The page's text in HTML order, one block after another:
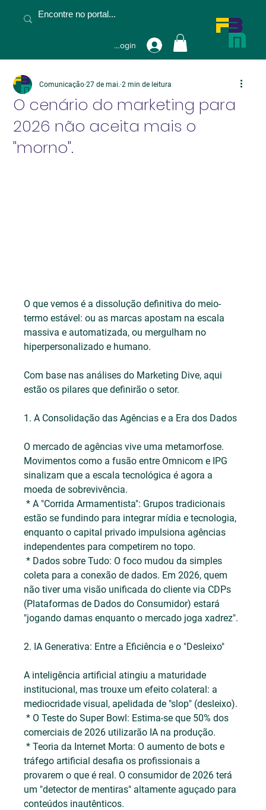
Fazer Login
O cenário do marketing para
2026 não aceita mais o
"morno".
Comunicação 27 de mai. 2 min de leitura
O que vemos é a dissolução definitiva do meio-
termo estável: ou as marcas apostam na escala
massiva e automatizada, ou mergulham no
hiperpersonalizado e humano.
Com base nas análises do Marketing Dive, aqui
estão os pilares que definirão o setor.
1. A Consolidação das Agências e a Era dos Dados
O mercado de agências vive uma metamorfose.
Movimentos como a fusão entre Omnicom e IPG
sinalizam que a escala tecnológica é agora a
moeda de sobrevivência.
* A "Corrida Armamentista": Grupos tradicionais
estão se fundindo para integrar mídia e tecnologia,
enquanto o capital privado impulsiona agências
independentes para competirem no topo.
* Dados sobre Tudo: O foco mudou da simples
coleta para a conexão de dados. Em 2026, quem
não tiver uma visão unificada do cliente via CDPs
(Plataformas de Dados do Consumidor) estará
"jogando damas enquanto o mercado joga xadrez".
2. IA Generativa: Entre a Eficiência e o "Desleixo"
A inteligência artificial atingiu a maturidade
institucional, mas trouxe um efeito colateral: a
mediocridade visual, apelidada de "slop" (desleixo).
* O Teste do Super Bowl: Estima-se que 50% dos
comerciais de 2026 utilizarão IA na produção.
* Teoria da Internet Morta: O aumento de bots e
tráfego artificial desafia os profissionais a
provarem o que é real. O consumidor de 2026 terá
um "detector de mentiras" altamente aguçado para
conteúdos inautênticos.